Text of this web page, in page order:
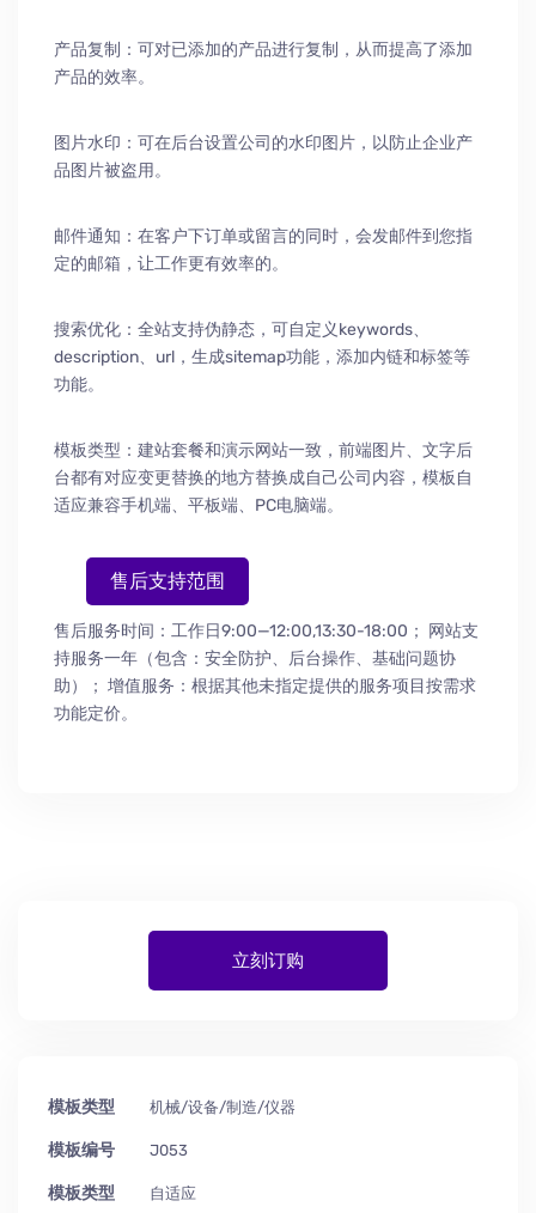
产品复制：可对已添加的产品进行复制，从而提高了添加
产品的效率。
图片水印：可在后台设置公司的水印图片，以防止企业产
品图片被盗用。
邮件通知：在客户下订单或留言的同时，会发邮件到您指
定的邮箱，让工作更有效率的。
搜索优化：全站支持伪静态，可自定义keywords、
description、url，生成sitemap功能，添加内链和标签等
功能。
模板类型：建站套餐和演示网站一致，前端图片、文字后
台都有对应变更替换的地方替换成自己公司内容，模板自
适应兼容手机端、平板端、PC电脑端。
售后支持范围
售后服务时间：工作日9:00—12:00,13:30-18:00；
网站支
持服务一年（包含：安全防护、 后台操作、 基础问题协
助）
； 增值服务：根据其他未指定提供的服务项目按需求
功能定价。
立刻订购
模板类型 机械/设备/制造/仪器
模板编号 J053
模板类型 自适应